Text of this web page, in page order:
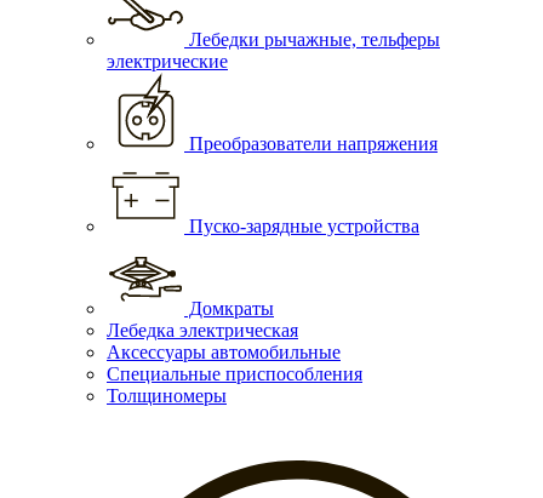
Лебедки рычажные, тельферы
электрические
Преобразователи напряжения
Пуско-зарядные устройства
Домкраты
Лебедка электрическая
Аксессуары автомобильные
Специальные приспособления
Толщиномеры